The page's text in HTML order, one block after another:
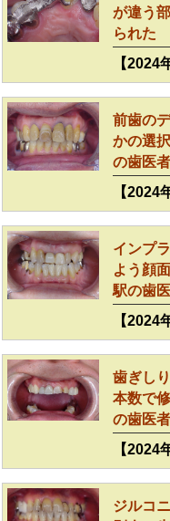
が違う
られた
【2024
前歯の
かの選
の歯医
【2024
インプ
よう顔
駅の歯
【2024
歯ぎし
本数で
の歯医
【2024
ジルコ